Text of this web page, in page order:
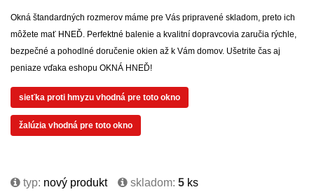
Okná štandardných rozmerov máme pre Vás pripravené skladom, preto ich
môžete mať HNEĎ. Perfektné balenie a kvalitní dopravcovia zaručia rýchle,
bezpečné a pohodlné doručenie okien až k Vám domov. Ušetrite čas aj
peniaze vďaka eshopu OKNÁ HNEĎ!
sieťka proti hmyzu vhodná pre toto okno
žalúzia vhodná pre toto okno
typ: nový produkt skladom: 5 ks